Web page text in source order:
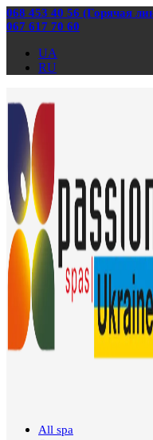
068 453 40 56 (Горячая
067 617 70 60
UA
RU
All spa